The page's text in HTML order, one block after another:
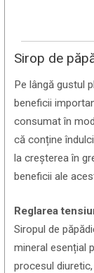
Sirop de
Pe lângă gustul
beneficii
consumat în
că conține
la creșterea în
beneficii ale
Reglarea
Siropul de
mineral esențial
procesul